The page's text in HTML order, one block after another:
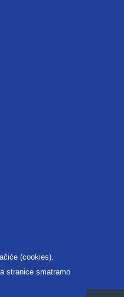
(cookies).
stranice smatramo